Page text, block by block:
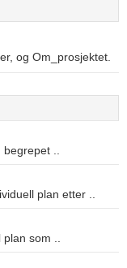
og Om_prosjektet.
begrepet ..
plan etter ..
plan som ..